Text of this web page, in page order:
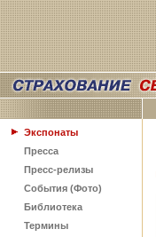
Экспонаты
Пресса
Пресс-релизы
События (Фото)
Библиотека
Термины